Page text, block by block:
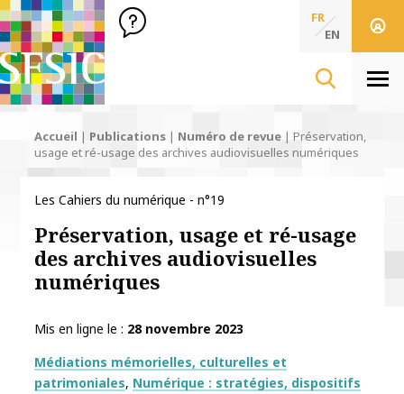
SFSIC Société Française des Sciences de l'Information & de
Société Française des Sciences
de l'Information
FR
EN
Accueil | Publications | Numéro de revue | Préservation,
usage et ré-usage des archives audiovisuelles numériques
Les Cahiers du numérique - n°19
Préservation, usage et ré-usage
des archives audiovisuelles
numériques
Mis en ligne le
28 novembre 2023
Thématiques
Médiations mémorielles, culturelles et
patrimoniales Numérique : stratégies, dispositifs